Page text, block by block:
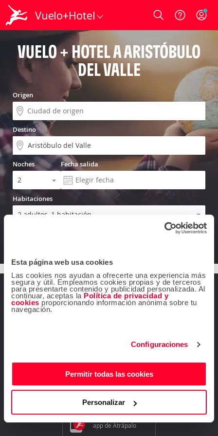
Esta página web usa cookies
Las cookies nos ayudan a ofrecerte una experiencia más
segura y útil. Empleamos cookies propias y de terceros
para presentarte contenido y publicidad personalizada. Al
continuar, aceptas la Política de privacidad y
cookies proporcionando información anónima sobre tu
navegación.
Configuraciones
Permitir todas las cookies
Personalizar
Vuelo+Hotel Login
VUELO + HOTEL A ARISTÓBULO
DEL VALLE
Origen
Destino
Noches Fecha salida
Habitaciones
¿Dudas? Contáctanos
¡Síguenos!
Descárgate gratis la
app de Atrápalo